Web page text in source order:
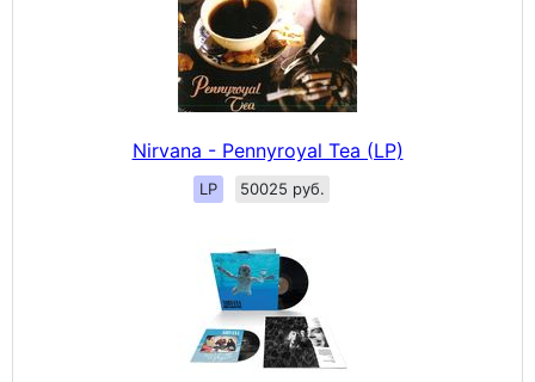
Nirvana - Pennyroyal Tea (LP)
LP 50025 руб.